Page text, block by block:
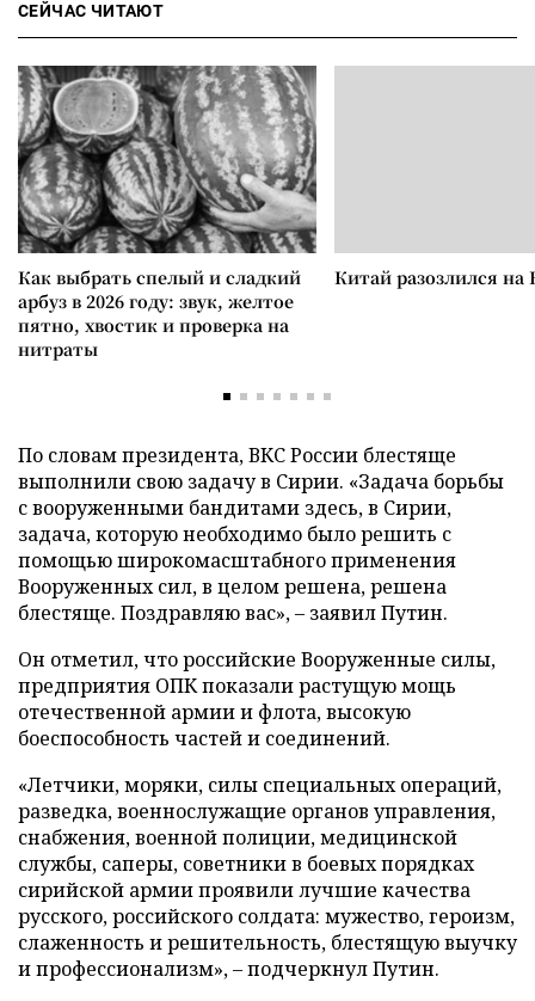
СЕЙЧАС ЧИТАЮТ
Как выбрать спелый и сладкий
арбуз в 2026 году: звук, желтое
пятно, хвостик и проверка на
нитраты
Китай разозлился на
По словам президента, ВКС России блестяще
выполнили свою задачу в Сирии. «Задача борьбы
с вооруженными бандитами здесь, в Сирии,
задача, которую необходимо было решить с
помощью широкомасштабного применения
Вооруженных сил, в целом решена, решена
блестяще. Поздравляю вас», – заявил Путин.
Он отметил, что российские Вооруженные силы,
предприятия ОПК показали растущую мощь
отечественной армии и флота, высокую
боеспособность частей и соединений.
«Летчики, моряки, силы специальных операций,
разведка, военнослужащие органов управления,
снабжения, военной полиции, медицинской
службы, саперы, советники в боевых порядках
сирийской армии проявили лучшие качества
русского, российского солдата: мужество, героизм,
слаженность и решительность, блестящую выучку
и профессионализм», – подчеркнул Путин.